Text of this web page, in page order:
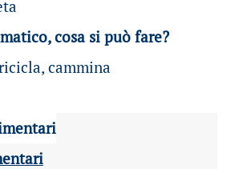
cosa si può fare?
cammina